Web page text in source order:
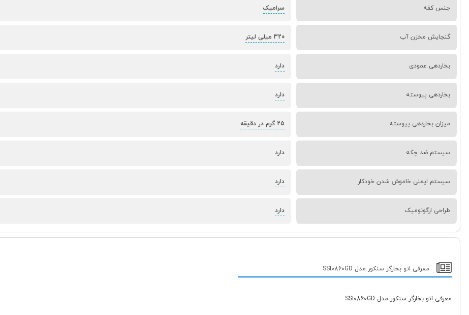
جنس کفه سرامیک
گنجایش مخزن آب 320 میلی لیتر
بخاردهی عمودی دارد
بخاردهی پیوسته دارد
میزان بخاردهی پیوسته 25 گرم در دقیقه
سیستم ضد چکه دارد
سیستم ایمنی خاموش شدن خودکار دارد
طراحی ارگونومیک دارد
معرفی اتو بخارگر سنکور مدل SSI0860GD
معرفی اتو بخارگر سنکور مدل SSI0860GD